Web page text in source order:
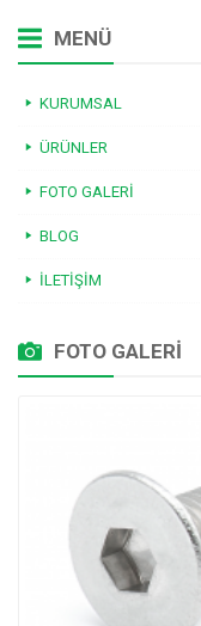
MENÜ
KURUMSAL
ÜRÜNLER
FOTO GALERI
BLOG
İLETIŞIM
FOTO GALERİ